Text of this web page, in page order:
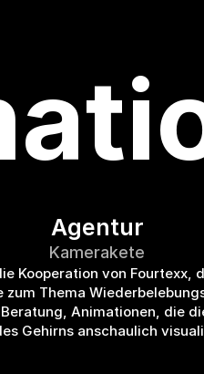
Agentur
Kamerakete
Kooperation von Fourtexx,
Thema
Animationen, die
Gehirns anschaulich